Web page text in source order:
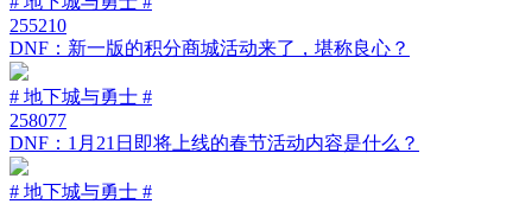
255210
DNF：新一版的积分商城活动来了，堪称良心？
# 地下城与勇士 #
258077
DNF：1月21日即将上线的春节活动内容是什么？
# 地下城与勇士 #